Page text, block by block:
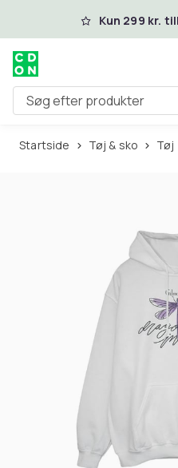
Spring til Kun 299 kr.
Søg efter produkter
Startside Tøj & sko Tøj